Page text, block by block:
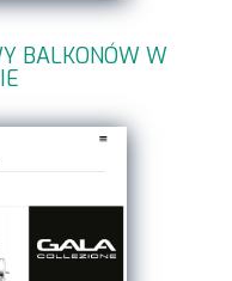
BALKONÓW W